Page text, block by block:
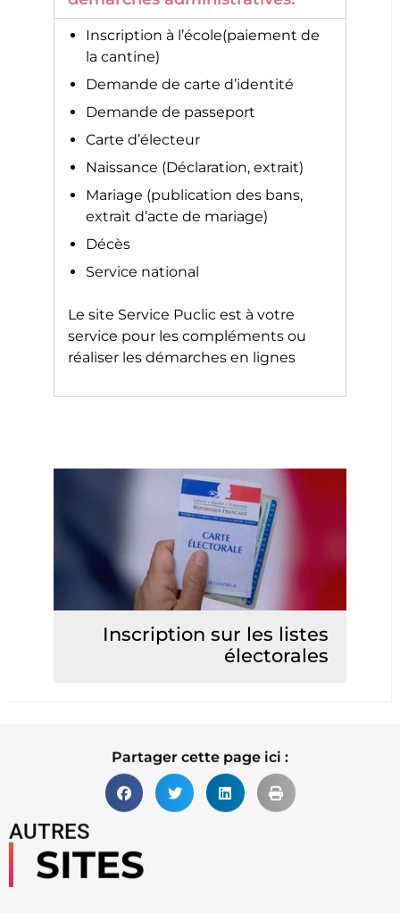
Inscription à l’école(paiement de
la cantine)
Demande de carte d’identité
Demande de passeport
Carte d’électeur
Naissance (Déclaration, extrait)
Mariage (publication des bans,
extrait d’acte de mariage)
Décès
Service national
Le site Service Puclic est à votre
service pour les compléments ou
réaliser les démarches en lignes
Inscription sur les listes
électorales
Partager cette page ici :
AUTRES
SITES